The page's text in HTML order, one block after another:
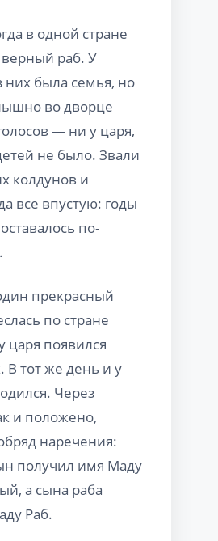
в одной стране
верный раб. У
них была семья, но
во дворце
— ни у царя,
не было. Звали
колдунов и
все впустую: годы
по-
прекрасный
по стране
царя появился
В тот же день и у
Через
и положено,
наречения:
получил имя Маду
а сына раба
Раб.